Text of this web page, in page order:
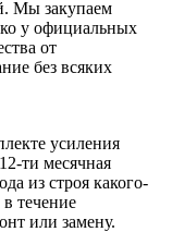
Мы закупаем
у официальных
от
без всяких
усиления
ти месячная
из строя какого-
течение
или замену.